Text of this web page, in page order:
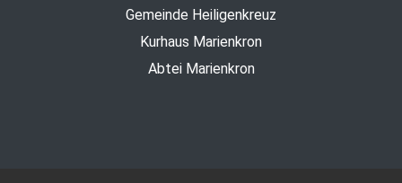
Gemeinde Heiligenkreuz
Kurhaus Marienkron
Abtei Marienkron